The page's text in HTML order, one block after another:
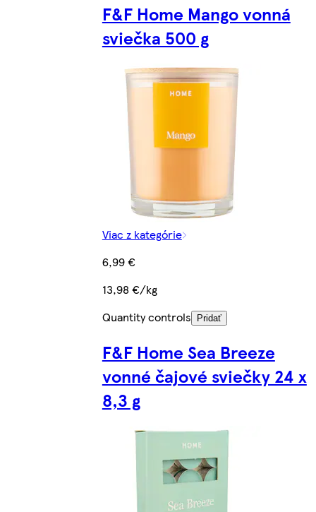
F&F Home Mango vonná
sviečka 500 g
Viac z kategórie
6,99 €
13,98 €/kg
Quantity controls
Pridať
F&F Home Sea Breeze
vonné čajové sviečky 24 x
8,3 g